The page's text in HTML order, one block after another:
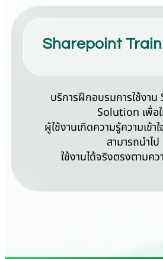
Sharepoint
บริการฝึกอบรมการใช้งา
Solution เพื่อ
ผู้ใช้งานเกิดความรู้ความเข้า
สามารถนำไป
ใช้งานได้จริงตรงตามค